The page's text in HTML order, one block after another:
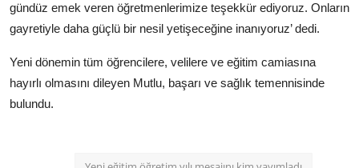
gündüz emek veren öğretmenlerimize teşekkür ediyoruz. Onların
gayretiyle daha güçlü bir nesil yetişeceğine inanıyoruz’ dedi.
Yeni dönemin tüm öğrencilere, velilere ve eğitim camiasına
hayırlı olmasını dileyen Mutlu, başarı ve sağlık temennisinde
bulundu.